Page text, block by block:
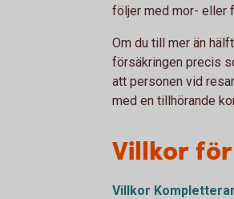
följer med mor- eller
Om du till mer än
försäkringen precis
att personen vid
med en tillhörande
Villkor
Villkor